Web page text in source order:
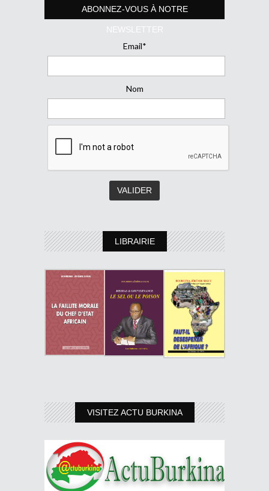
ABONNEZ-VOUS À NOTRE
NEWSLETTER
Email*
Nom
LIBRAIRIE
VISITEZ ACTU BURKINA